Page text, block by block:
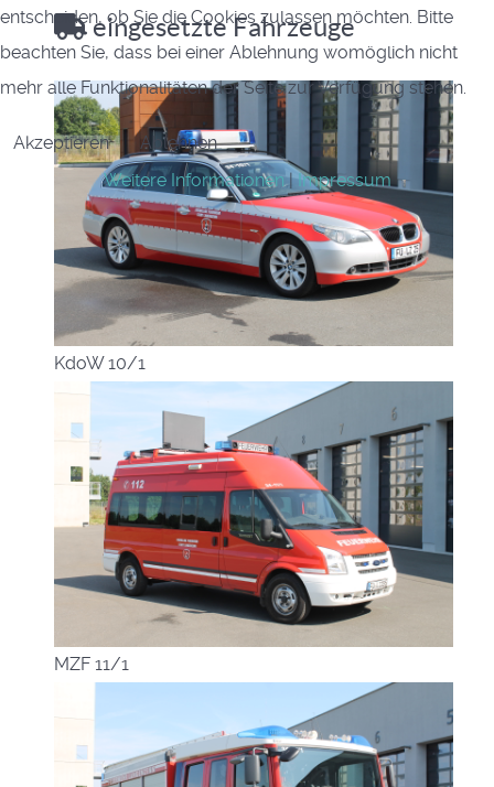
eingesetzte Fahrzeuge
KdoW 10/1
MZF 11/1
entscheiden, ob Sie die Cookies zulassen möchten. Bitte
beachten Sie, dass bei einer Ablehnung womöglich nicht
mehr alle Funktionalitäten der Seite zur Verfügung stehen.
Akzeptieren
Ablehnen
Weitere Informationen|Impressum